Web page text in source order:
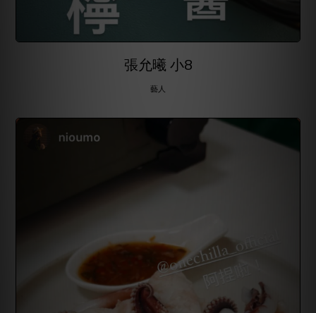
張允曦 小8
藝人